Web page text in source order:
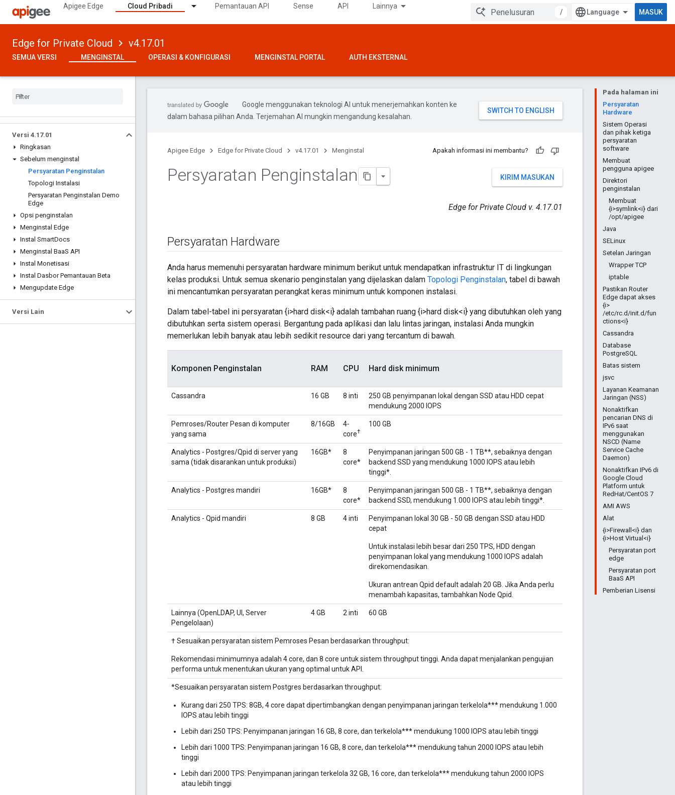
Apigee Edge Cloud Pribadi Pemantauan API Sense API Lainnya
/ MASUK
Edge for Private Cloud v4.17.01
SEMUA VERSI MENGINSTAL OPERASI & KONFIGURASI MENGINSTAL PORTAL AUTH EKSTERNAL
Versi 4.17.01
Ringkasan
Sebelum menginstal
Persyaratan Penginstalan
Topologi Instalasi
Persyaratan Penginstalan Demo
Edge
Opsi penginstalan
Menginstal Edge
Instal SmartDocs
Menginstal BaaS API
Instal Monetisasi
Instal Dasbor Pemantauan Beta
Mengupdate Edge
Versi Lain
Pada halaman ini
Persyaratan
Hardware
Sistem Operasi
dan pihak ketiga
persyaratan
software
Membuat
pengguna apigee
Direktori
penginstalan
Membuat
{i>symlink<i} dari
/opt/apigee
Java
SELinux
Setelan Jaringan
Wrapper TCP
iptable
Pastikan Router
Edge dapat akses
{i>
/etc/rc.d/init.d/fun
ctions<i}
Cassandra
Database
PostgreSQL
Batas sistem
jsvc
Layanan Keamanan
Jaringan (NSS)
Nonaktifkan
pencarian DNS di
IPv6 saat
menggunakan
NSCD (Name
Service Cache
Daemon)
Nonaktifkan IPv6 di
Google Cloud
Platform untuk
RedHat/CentOS 7
AMI AWS
Alat
{i>Firewall<i} dan
{i>Host Virtual<i}
Persyaratan port
edge
Persyaratan port
BaaS API
Pemberian Lisensi
Google menggunakan teknologi AI untuk menerjemahkan konten ke
dalam bahasa pilihan Anda. Terjemahan AI mungkin mengandung kesalahan.
Apigee Edge Edge for Private Cloud v4.17.01 Menginstal Apakah informasi ini membantu?
KIRIM MASUKAN
Persyaratan Penginstalan
Edge for Private Cloud v. 4.17.01
Persyaratan Hardware
Anda harus memenuhi persyaratan hardware minimum berikut untuk mendapatkan infrastruktur IT di lingkungan
kelas produksi. Untuk semua skenario penginstalan yang dijelaskan dalam Topologi Penginstalan, tabel di bawah
ini mencantumkan persyaratan perangkat keras minimum untuk komponen instalasi.
Dalam tabel-tabel ini persyaratan {i>hard disk<i} adalah tambahan ruang {i>hard disk<i} yang dibutuhkan oleh yang
dibutuhkan serta sistem operasi. Bergantung pada aplikasi dan lalu lintas jaringan, instalasi Anda mungkin
memerlukan lebih banyak atau lebih sedikit resource dari yang tercantum di bawah.
Komponen Penginstalan RAM CPU Hard disk minimum
Cassandra 16 GB 8 inti
250 GB penyimpanan lokal dengan SSD atau HDD cepat
mendukung 2000 IOPS
Pemroses/Router Pesan di komputer
yang sama
8/16GB
4‐
core†
100 GB
Analytics - Postgres/Qpid di server yang
sama (tidak disarankan untuk produksi)
16GB*
8
core*
Penyimpanan jaringan 500 GB - 1 TB**, sebaiknya dengan
backend SSD yang mendukung 1000 IOPS atau lebih
tinggi*.
Analytics - Postgres mandiri 16GB*
8
core*
Penyimpanan jaringan 500 GB - 1 TB**, sebaiknya dengan
backend SSD, mendukung 1.000 IOPS atau lebih tinggi*.
Analytics - Qpid mandiri 8 GB 4 inti
Penyimpanan lokal 30 GB - 50 GB dengan SSD atau HDD
cepat
Untuk instalasi lebih besar dari 250 TPS, HDD dengan
penyimpanan lokal yang mendukung 1000 IOPS adalah
direkomendasikan.
Ukuran antrean Qpid default adalah 20 GB. Jika Anda perlu
menambah kapasitas, tambahkan Node Qpid.
Lainnya (OpenLDAP, UI, Server
Pengelolaan)
4 GB 2 inti 60 GB
† Sesuaikan persyaratan sistem Pemroses Pesan berdasarkan throughput:
Rekomendasi minimumnya adalah 4 core, dan 8 core untuk sistem throughput tinggi. Anda dapat menjalankan pengujian
performa untuk menentukan ukuran yang optimal untuk API.
*Sesuaikan persyaratan sistem Postgres berdasarkan throughput:
Kurang dari 250 TPS: 8GB, 4 core dapat dipertimbangkan dengan penyimpanan jaringan terkelola*** mendukung 1.000
IOPS atau lebih tinggi
Lebih dari 250 TPS: Penyimpanan jaringan 16 GB, 8 core, dan terkelola*** mendukung 1000 IOPS atau lebih tinggi
Lebih dari 1000 TPS: Penyimpanan jaringan 16 GB, 8 core, dan terkelola*** mendukung tahun 2000 IOPS atau lebih
tinggi
Lebih dari 2000 TPS: Penyimpanan jaringan terkelola 32 GB, 16 core, dan terkelola*** mendukung tahun 2000 IOPS
atau lebih tinggi